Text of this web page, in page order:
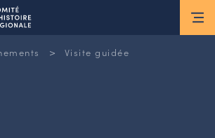
MEMBRE
DU MOMENT
> Visite guidée